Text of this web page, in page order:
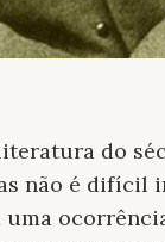
do
não é difícil